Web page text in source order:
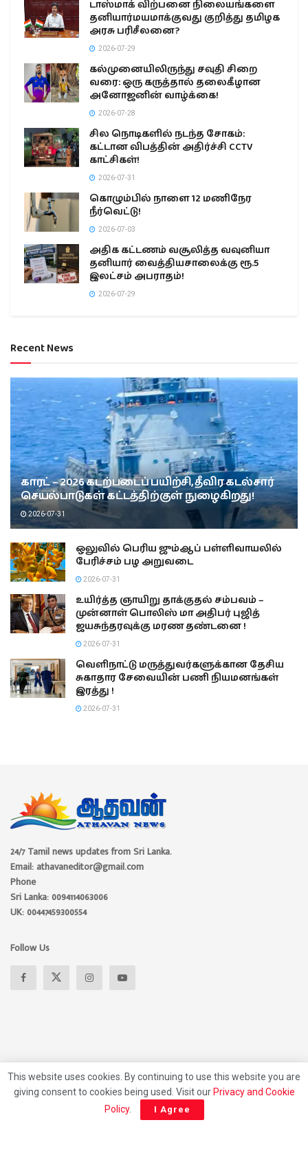
டாஸ்மாக் விற்பனை நிலையங்களை
தனியார்மயமாக்குவது குறித்து தமிழக
அரசு பரிசீலனை?
2026-07-29
கல்முனையிலிருந்து சவுதி சிறை
வரை: ஒரு கருத்தால் தலைகீழான
அனோஜனின் வாழ்க்கை!
2026-07-28
சில நொடிகளில் நடந்த சோகம்:
கட்டான விபத்தின் அதிர்ச்சி CCTV
காட்சிகள்!
2026-07-31
கொழும்பில் நாளை 12 மணிநேர
நீர்வெட்டு!
2026-07-03
அதிக கட்டணம் வசூலித்த வவுனியா
தனியார் வைத்தியசாலைக்கு ரூ.5
இலட்சம் அபராதம்!
2026-07-29
Recent News
காரட் – 2026 கடற்படைப் பயிற்சி, தீவிர கடல்சார்
செயல்பாடுகள் கட்டத்திற்குள் நுழைகிறது!
2026-07-31
ஒலுவில் பெரிய ஜும்ஆப் பள்ளிவாயலில்
பேரிச்சம் பழ அறுவடை
2026-07-31
உயிர்த்த ஞாயிறு தாக்குதல் சம்பவம் –
முன்னாள் பொலிஸ் மா அதிபர் புஜித்
ஜயசுந்தரவுக்கு மரண தண்டனை !
2026-07-31
வெளிநாட்டு மருத்துவர்களுக்கான தேசிய
சுகாதார சேவையின் பணி நியமனங்கள்
இரத்து !
2026-07-31
24/7 Tamil news updates from Sri Lanka.
Email: athavaneditor@gmail.com
Phone
Sri Lanka: 0094114063006
UK: 00447459300554
Follow Us
About Privacy Policy Contact Us
This website uses cookies. By continuing to use this website you are
giving consent to cookies being used. Visit our Privacy and Cookie
Policy. I Agree